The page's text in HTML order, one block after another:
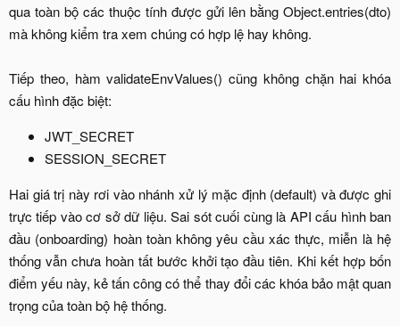
qua toàn bộ các thuộc tính được gửi lên bằng Object.entries(dto)
mà không kiểm tra xem chúng có hợp lệ hay không.
Tiếp theo, hàm validateEnvValues() cũng không chặn hai khóa
cấu hình đặc biệt:​
JWT_SECRET​
SESSION_SECRET​
Hai giá trị này rơi vào nhánh xử lý mặc định (default) và được ghi
trực tiếp vào cơ sở dữ liệu. Sai sót cuối cùng là API cấu hình ban
đầu (onboarding) hoàn toàn không yêu cầu xác thực, miễn là hệ
thống vẫn chưa hoàn tất bước khởi tạo đầu tiên. Khi kết hợp bốn
điểm yếu này, kẻ tấn công có thể thay đổi các khóa bảo mật quan
trọng của toàn bộ hệ thống.​